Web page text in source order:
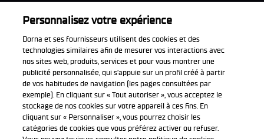
Termes et conditions d'utilisation
Politique de confidentialité
Politique d’achat
Télécharger l'appli officiell
Personnalisez votre expérience
Dorna et ses fournisseurs utilisent des cookies et des
technologies similaires afin de mesurer vos interactions avec
nos sites web, produits, services et pour vous montrer une
publicité personnalisée, qui s’appuie sur un profil créé à partir
de vos habitudes de navigation (les pages consultées par
exemple). En cliquant sur « Tout autoriser », vous acceptez le
stockage de nos cookies sur votre appareil à ces fins. En
cliquant sur « Personnaliser », vous pourrez choisir les
catégories de cookies que vous préférez activer ou refuser.